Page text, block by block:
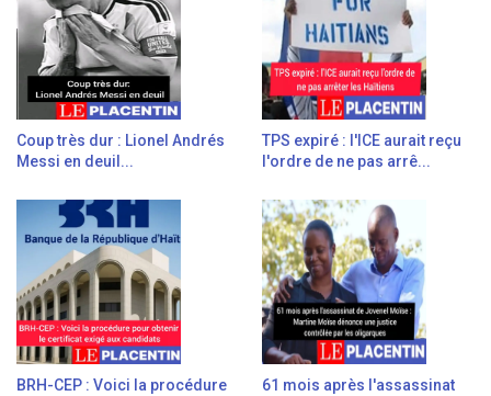
Coup très dur : Lionel Andrés
Messi en deuil...
TPS expiré : l'ICE aurait reçu
l'ordre de ne pas arrê...
BRH-CEP : Voici la procédure
61 mois après l'assassinat